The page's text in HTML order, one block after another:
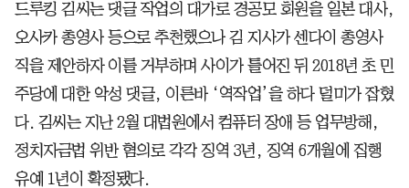
드루킹 김씨는 댓글 작업의 대가로 경공모 회원을 일본 대사,
오사카 총영사 등으로 추천했으나 김 지사가 센다이 총영사
직을 제안하자 이를 거부하며 사이가 틀어진 뒤 2018년 초 민
주당에 대한 악성 댓글, 이른바 ‘역작업’을 하다 덜미가 잡혔
다. 김씨는 지난 2월 대법원에서 컴퓨터 장애 등 업무방해,
정치자금법 위반 혐의로 각각 징역 3년, 징역 6개월에 집행
유예 1년이 확정됐다.